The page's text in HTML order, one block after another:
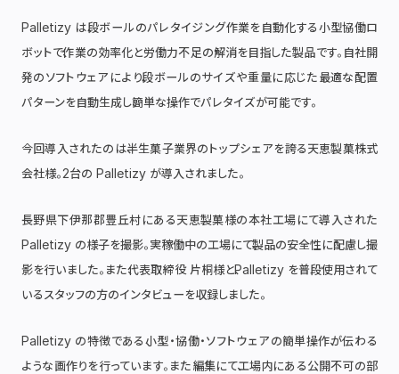
Palletizy は、段ボールのパレタイジング作業を自動化する小型協働ロ
ボットで、作業の効率化と労働力不足の解消を目指した製品です。自社開
発のソフトウェアにより、段ボールのサイズや重量に応じた最適な配置
パターンを自動生成し、簡単な操作でパレタイズが可能です。
今回導入されたのは、半生菓子業界のトップシェアを誇る天恵製菓株式
会社様。2台の Palletizy が導入されました。
長野県下伊那郡豊丘村にある天恵製菓様の本社工場にて、導入された
Palletizy の様子を撮影。実稼働中の工場にて、製品の安全性に配慮し撮
影を行いました。また、代表取締役 片桐様と、Palletizy を普段使用されて
いるスタッフの方のインタビューを収録しました。
Palletizy の特徴である、小型・協働・ソフトウェアの簡単操作、が伝わる
ような画作りを行っています。また編集にて、工場内にある公開不可の部